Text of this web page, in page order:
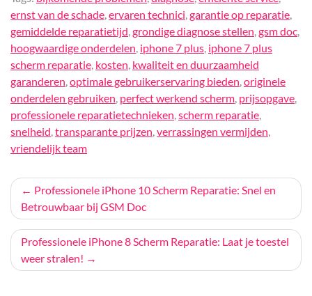
ernst van de schade,ervaren technici,garantie op reparatie,
gemiddelde reparatietijd,grondige diagnose stellen,gsm doc,
hoogwaardige onderdelen, iphone 7 plus, iphone 7 plus
scherm reparatie, kosten, kwaliteit en duurzaamheid
garanderen,optimale gebruikerservaring bieden,originele
onderdelen gebruiken, perfect werkend scherm, prijsopgave,
professionele reparatietechnieken,scherm reparatie,
snelheid,transparante prijzen,verrassingen vermijden,
vriendelijk team
Bericht
navigatie
Professionele iPhone 10 Scherm Reparatie: Snel en
Betrouwbaar bij GSM Doc
Professionele iPhone 8 Scherm Reparatie: Laat je toestel
weer stralen!